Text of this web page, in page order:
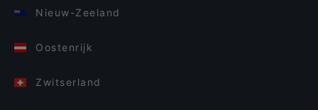
Nieuw-Zeeland
Oostenrijk
Zwitserland